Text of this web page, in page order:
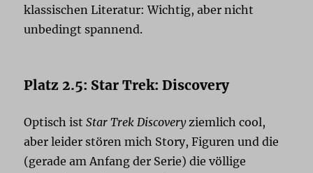
klassischen Literatur: Wichtig, aber nicht
unbedingt spannend.
Platz 2.5: Star Trek: Discovery
Optisch istStar Trek Discoveryziemlich cool,
aber leider stören mich Story, Figuren und die
(gerade am Anfang der Serie) die völlige